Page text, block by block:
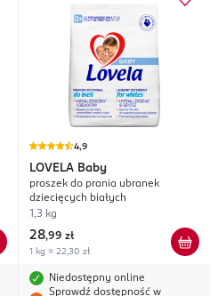
4,9
LOVELA Baby
proszek do prania ubranek
dziecięcych białych
1,3 kg
28,99 zł
1 kg = 22,30 zł
Niedostępny online
Sprawdź dostępność w